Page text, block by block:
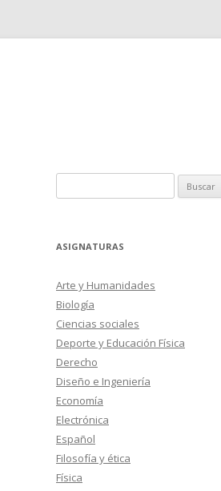
ASIGNATURAS
Arte y Humanidades
Biología
Ciencias sociales
Deporte y Educación Física
Derecho
Diseño e Ingeniería
Economía
Electrónica
Español
Filosofía y ética
Física